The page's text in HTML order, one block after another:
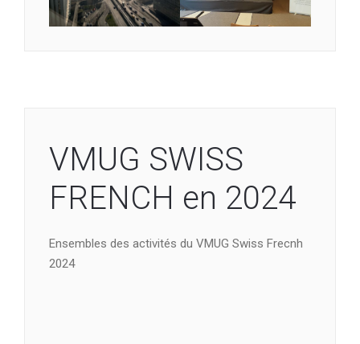
VMUG SWISS
FRENCH en 2024
Ensembles des activités du VMUG Swiss Frecnh
2024